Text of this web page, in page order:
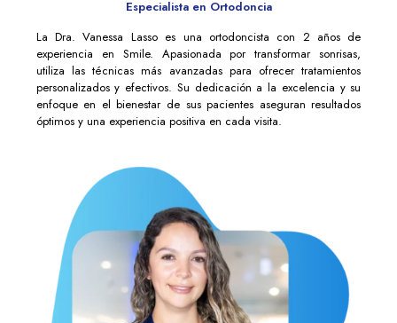
Especialista en Ortodoncia
La Dra. Vanessa Lasso es una ortodoncista con 2 años de
experiencia en Smile. Apasionada por transformar sonrisas,
utiliza las técnicas más avanzadas para ofrecer tratamientos
personalizados y efectivos. Su dedicación a la excelencia y su
enfoque en el bienestar de sus pacientes aseguran resultados
óptimos y una experiencia positiva en cada visita.